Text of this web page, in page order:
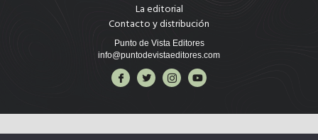
La editorial
Contacto y distribución
Punto de Vista Editores
info@puntodevistaeditores.com